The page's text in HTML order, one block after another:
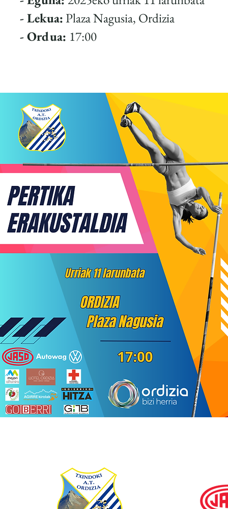
- Lekua:Plaza Nagusia, Ordizia
- Ordua: 17:00